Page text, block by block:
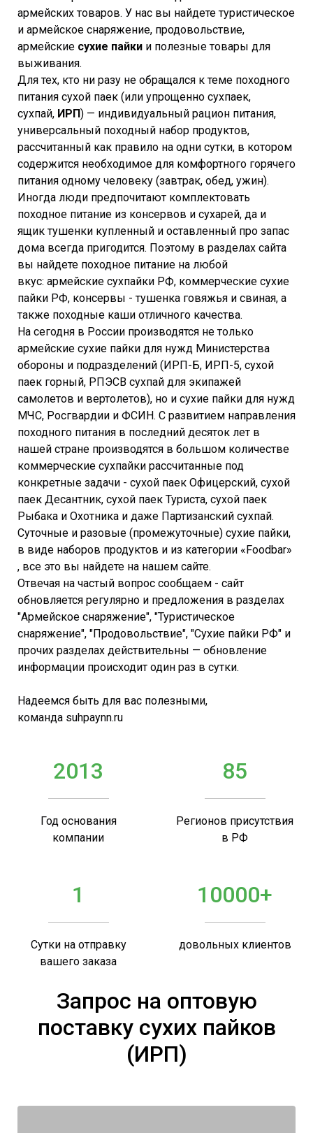
армейских товаров. У нас вы найдете туристическое
и армейское снаряжение, продовольствие,
армейские сухие пайки и полезные товары для
выживания.
Для тех, кто ни разу не обращался к теме походного
питания сухой паек (или упрощенно сухпаек,
сухпай, ИРП) — индивидуальный рацион питания,
универсальный походный набор продуктов,
рассчитанный как правило на одни сутки, в котором
содержится необходимое для комфортного горячего
питания одному человеку (завтрак, обед, ужин).
Иногда люди предпочитают комплектовать
походное питание из консервов и сухарей, да и
ящик тушенки купленный и оставленный про запас
дома всегда пригодится. Поэтому в разделах сайта
вы найдете походное питание на любой
вкус: армейские сухпайки РФ, коммерческие сухие
пайки РФ, консервы - тушенка говяжья и свиная, а
также походные каши отличного качества.
На сегодня в России производятся не только
армейские сухие пайки для нужд Министерства
обороны и подразделений (ИРП-Б, ИРП-5, сухой
паек горный, РПЭСВ сухпай для экипажей
самолетов и вертолетов), но и сухие пайки для нужд
МЧС, Росгвардии и ФСИН. С развитием направления
походного питания в последний десяток лет в
нашей стране производятся в большом количестве
коммерческие сухпайки рассчитанные под
конкретные задачи - сухой паек Офицерский, сухой
паек Десантник, сухой паек Туриста, сухой паек
Рыбака и Охотника и даже Партизанский сухпай.
Суточные и разовые (промежуточные) сухие пайки,
в виде наборов продуктов и из категории «Foodbar»
, все это вы найдете на нашем сайте.
Отвечая на частый вопрос сообщаем - сайт
обновляется регулярно и предложения в разделах
"Армейское снаряжение", "Туристическое
снаряжение", "Продовольствие", "Сухие пайки РФ" и
прочих разделах действительны — обновление
информации происходит один раз в сутки.
Надеемся быть для вас полезными,
команда suhpaynn.ru
2013
Год основания
компании
85
Регионов присутствия
в РФ
1
Сутки на отправку
вашего заказа
10000+
довольных клиентов
Запрос на оптовую
поставку сухих пайков
(ИРП)